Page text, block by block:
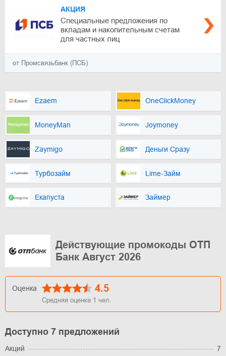
АКЦИЯ
Специальные предложения по
вкладам и накопительным счетам
для частных лиц
от Промсвязьбанк (ПСБ)
Ezaem OneClickMoney
MoneyMan Joymoney
Zaymigo Деньги Сразу
Турбозайм Lime-Займ
Екапуста Займер
Действующие промокоды ОТП
Банк Август 2026
Оценка 4.5
Средняя оценка 1 чел.
Доступно 7 предложений
Акций
7